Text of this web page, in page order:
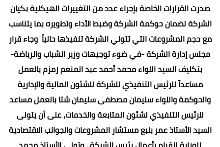
صدرت القرارات الخاصة بإجراء عدد من التغييرات الهيكلية بكيان
الشركة لضمان حوكمة الشركة وضبط الأداء وتطويره بما يتناسب
مع حجم المشروعات التي تتولي الشركة تنفيذها حالياً وجاء قرار
مجلس إدارة الشركة -في ضوء توجيهات وزير الشباب والرياضة-
بتكليف السيد اللواء محمد أحمد عبد المنعم زمزم بالعمل
مساعداً للرئيس التنفيذي للشركة للشئون المالية والإدارية
والحوكمة واللواء سليمان مصطفى سليمان شتا بالعمل مساعد
للرئيس التنفيذي لشئون المتابعة والخدمات، على أن يتولى
السيد الأستاذ عمر بلبع مستشار المشروعات والجوانب الاقتصادية